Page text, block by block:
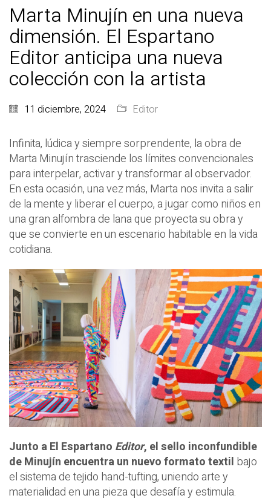
Marta Minujín en una nueva
dimensión. El Espartano
Editor anticipa una nueva
colección con la artista
11 diciembre, 2024 Editor
Infinita, lúdica y siempre sorprendente, la obra de
Marta Minujín trasciende los límites convencionales
para interpelar, activar y transformar al observador.
En esta ocasión, una vez más, Marta nos invita a salir
de la mente y liberar el cuerpo, a jugar como niños en
una gran alfombra de lana que proyecta su obra y
que se convierte en un escenario habitable en la vida
cotidiana.
Junto a El Espartano Editor, el sello inconfundible
de Minujín encuentra un nuevo formato textil bajo
el sistema de tejido hand-tufting, uniendo arte y
materialidad en una pieza que desafía y estimula.